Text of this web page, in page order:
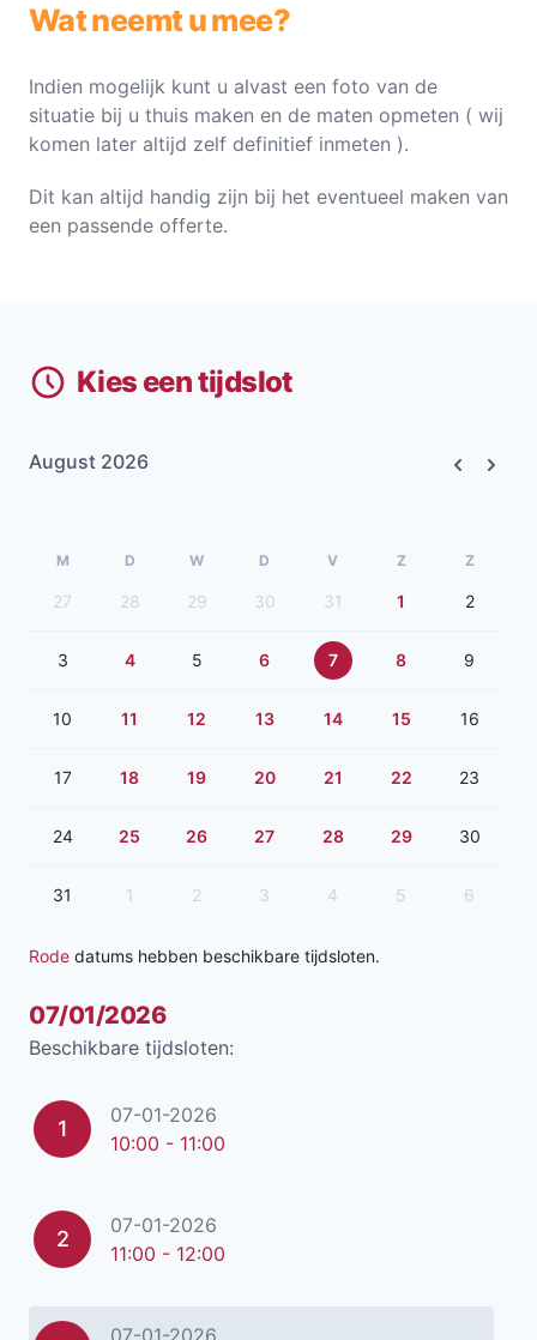
Wat neemt u mee?
Indien mogelijk kunt u alvast een foto van de
situatie bij u thuis maken en de maten opmeten ( wij
komen later altijd zelf definitief inmeten ).
Dit kan altijd handig zijn bij het eventueel maken van
een passende offerte.
Kies een tijdslot
August 2026
M D W D V Z Z
27 28 29 30 31 1 2
3 4 5 6 7 8 9
10 11 12 13 14 15 16
17 18 19 20 21 22 23
24 25 26 27 28 29 30
31 1 2 3 4 5 6
Rode datums hebben beschikbare tijdsloten.
07/01/2026
Beschikbare tijdsloten:
1
07-01-2026
10:00 - 11:00
2
07-01-2026
11:00 - 12:00
07-01-2026